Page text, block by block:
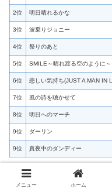
2位 明日晴れるかな
3位 波乗りジョニー
4位 祭りのあと
5位 SMILE～晴れ渡る空のように～
6位 悲しい気持ち(JUST A MAN IN
7位 風の詩を聴かせて
8位 明日へのマーチ
9位 ダーリン
9位 真夜中のダンディー
★2026年2月現在。★各
メニュー ホーム